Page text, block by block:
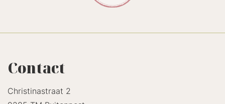
Contact
Christinastraat 2